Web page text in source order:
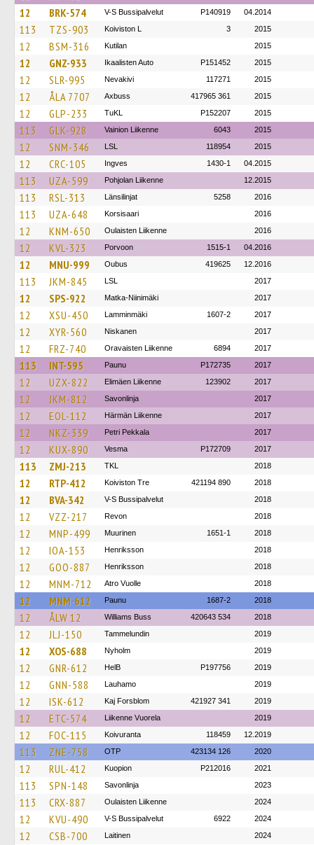
12
BRK-574 V-S Bussipalvelut P140919 04.2014
113 TZS-903 Koiviston L 3 2015
12 BSM-316 Kutilan 2015
12 GNZ-933 Ikaalisten Auto P151452 2015
12 SLR-995 Nevakivi 117271 2015
12 ÅLA 7707 Axbuss 417965 361 2015
12 GLP-233 TuKL P152207 2015
113 GLK-928 Vainion Liikenne 6043 2015
12 SNM-346 LSL 118954 2015
12 CRC-105 Ingves 1430-1 04.2015
113 UZA-599 Pohjolan Liikenne 12.2015
113 RSL-313 Länsilinjat 5258 2016
113 UZA-648 Korsisaari 2016
12 KNM-650 Oulaisten Liikenne 2016
12 KVL-323 Porvoon 1515-1 04.2016
12 MNU-999 Oubus 419625 12.2016
113 JKM-845 LSL 2017
12 SPS-922 Matka-Niinimäki 2017
12 XSU-450 Lamminmäki 1607-2 2017
12 XYR-560 Niskanen 2017
12 FRZ-740 Oravaisten Liikenne 6894 2017
113 INT-595 Paunu P172735 2017
12 UZX-822 Elimäen Liikenne 123902 2017
12 JKM-812 Savonlinja 2017
12 EOL-112 Härmän Liikenne 2017
12 NKZ-339 Petri Pekkala 2017
12 KUX-890 Vesma P172709 2017
113 ZMJ-213 TKL 2018
12 RTP-412 Koiviston Tre 421194 890 2018
12 BVA-342 V-S Bussipalvelut 2018
12 VZZ-217 Revon 2018
12 MNP-499 Muurinen 1651-1 2018
12 IOA-153 Henriksson 2018
12 GOO-887 Henriksson 2018
12 MNM-712 Atro Vuolle 2018
12 MNM-612 Paunu 1687-2 2018
12 ÅLW 12 Williams Buss 420643 534 2018
12 JLJ-150 Tammelundin 2019
12 XOS-688 Nyholm 2019
12 GNR-612 HelB P197756 2019
12 GNN-588 Lauhamo 2019
12 ISK-612 Kaj Forsblom 421927 341 2019
12 ETC-574 Liikenne Vuorela 2019
12 FOC-115 Koivuranta 118459 12.2019
113 ZNE-758 OTP 423134 126 2020
12 RUL-412 Kuopion P212016 2021
113 SPN-148 Savonlinja 2023
113 CRX-887 Oulaisten Liikenne 2024
12 KVU-490 V-S Bussipalvelut 6922 2024
12 CSB-700 Laitinen 2024